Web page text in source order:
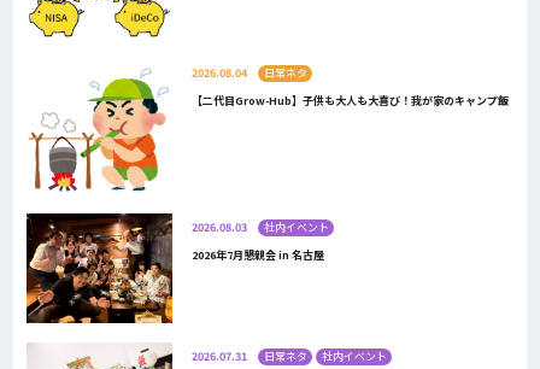
2026.08.04
日常ネタ
【二代目Grow-Hub】子供も大人も大喜び！我が家のキャンプ飯
2026.08.03
社内イベント
2026年7月懇親会 in 名古屋
2026.07.31 日常ネタ
社内イベント